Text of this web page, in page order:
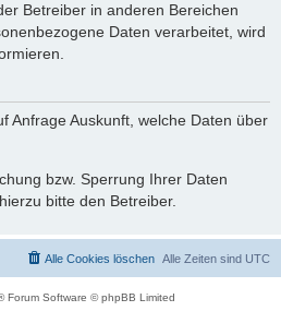
Betreiber in anderen Bereichen
Daten verarbeitet, wird
Anfrage Auskunft, welche Daten über
bzw. Sperrung Ihrer Daten
bitte den Betreiber.
Alle Zeiten sind UTC
Alle Cookies löschen
Forum Software © phpBB Limited